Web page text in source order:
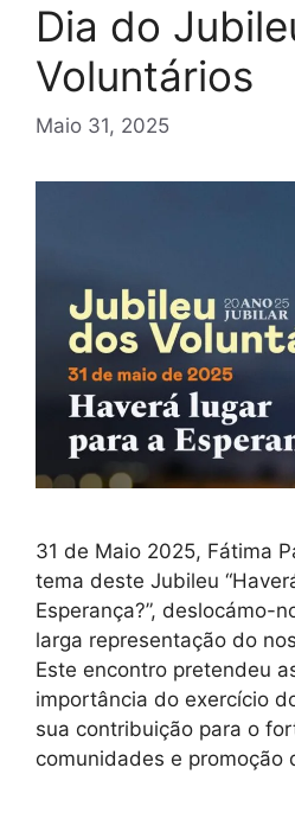
Dia do
Voluntários
Maio 31, 2025
31 de Maio 2025, Fátima
tema deste Jubileu
Esperança?”, deslocámo-
larga representação do
Este encontro pretendeu
importância do exercício
sua contribuição para o
comunidades e promoção